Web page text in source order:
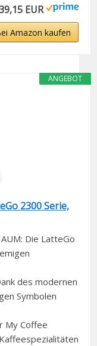
EUR
Amazon kaufen
ANGEBOT
2300 Serie,
Die LatteGo
des modernen
Symbolen
My Coffee